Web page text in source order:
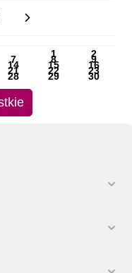
następny miesiąc
1 2
7 8 9
14 15 16
21 22 23
28 29 30